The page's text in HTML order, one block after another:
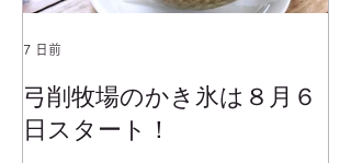
弓削牧場のかき氷は８月６
日スタート！
7 日前